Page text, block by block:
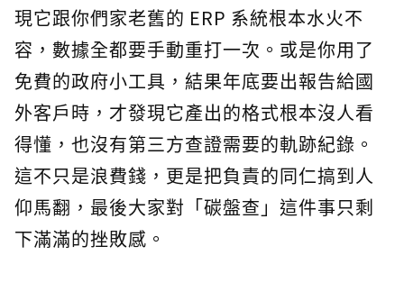
現它跟你們家老舊的 ERP 系統根本水火不
容，數據全都要手動重打一次。或是你用了
免費的政府小工具，結果年底要出報告給國
外客戶時，才發現它產出的格式根本沒人看
得懂，也沒有第三方查證需要的軌跡紀錄。
這不只是浪費錢，更是把負責的同仁搞到人
仰馬翻，最後大家對「碳盤查」這件事只剩
下滿滿的挫敗感。